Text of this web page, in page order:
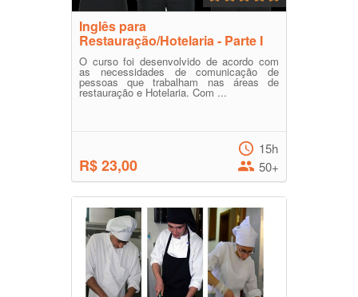
Inglês para
Restauração/Hotelaria - Parte I
O curso foi desenvolvido de acordo com
as necessidades de comunicação de
pessoas que trabalham nas áreas de
restauração e Hotelaria. Com ...
R$ 23,00
15h
50+